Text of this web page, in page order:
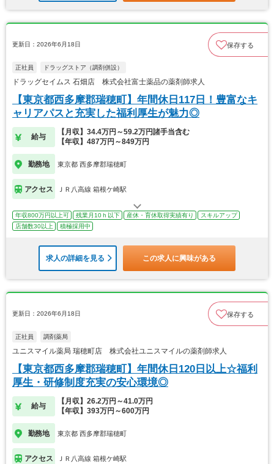
更新日：2026年6月18日 保存する
正社員 ドラッグストア（調剤併設）
ドラッグセイムス 石畑店 株式会社富士薬品の薬剤師求人
【東京都西多摩郡瑞穂町】年間休日117日！豊富なキ
ャリアパスと充実した福利厚生が魅力◎
給与
【月収】34.4万円～59.2万円諸手当含む
【年収】487万円～849万円
勤務地 東京都 西多摩郡瑞穂町
アクセス ＪＲ八高線 箱根ケ崎駅
年収800万円以上可 残業月10ｈ以下 産休・育休取得実績有り
スキルアップ
店舗数30以上
積極採用中
求人の詳細を見る この求人に興味がある
更新日：2026年6月18日 保存する
正社員 調剤薬局
ユニスマイル薬局 瑞穂町店 株式会社ユニスマイルの薬剤師求人
【東京都西多摩郡瑞穂町】年間休日120日以上☆福利
厚生・研修制度充実の安心環境◎
給与
【月収】26.2万円～41.0万円
【年収】393万円～600万円
勤務地 東京都 西多摩郡瑞穂町
アクセス ＪＲ八高線 箱根ケ崎駅